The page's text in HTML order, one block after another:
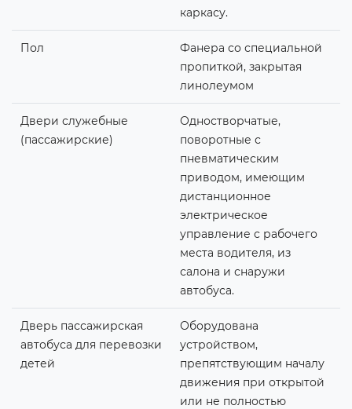
каркасу.
Пол
Фанера со специальной
пропиткой, закрытая
линолеумом
Двери служебные
(пассажирские)
Одностворчатые,
поворотные с
пневматическим
приводом, имеющим
дистанционное
электрическое
управление с рабочего
места водителя, из
салона и снаружи
автобуса.
Дверь пассажирская
автобуса для перевозки
детей
Оборудована
устройством,
препятствующим началу
движения при открытой
или не полностью